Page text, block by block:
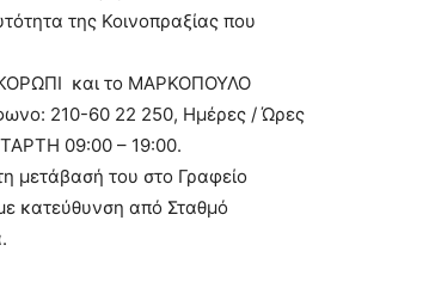
της Κοινοπραξίας που
και το ΜΑΡΚΟΠΟΥΛΟ
210-60 22 250, Ημέρες / Ώρες
09:00 – 19:00.
μετάβασή του στο Γραφείο
κατεύθυνση από Σταθμό